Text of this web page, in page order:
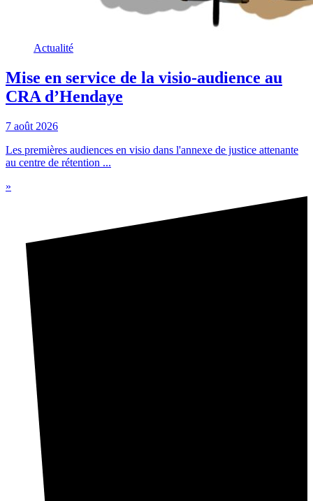
Actualité
Mise en service de la visio-audience au
CRA d’Hendaye
7 août 2026
Les premières audiences en visio dans l'annexe de justice attenante
au centre de rétention ...
»